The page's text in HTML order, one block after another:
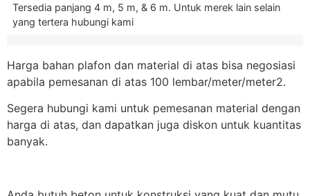
Tersedia panjang 4 m, 5 m, & 6 m. Untuk merek lain selain
yang tertera hubungi kami
Harga bahan plafon dan material di atas bisa negosiasi
apabila pemesanan di atas 100 lembar/meter/meter2.
Segera hubungi kami untuk pemesanan material dengan
harga di atas, dan dapatkan juga diskon untuk kuantitas
banyak.